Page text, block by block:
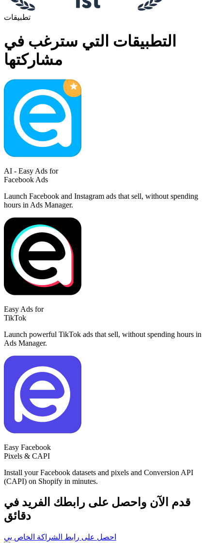
تطبيقات
التطبيقات التي سترغب في
مشاركتها
AI - Easy Ads for
Facebook Ads
Launch Facebook and Instagram ads that sell, without spending
hours in Ads Manager.
Easy Ads for
TikTok
Launch powerful TikTok ads that sell, without spending hours in
Ads Manager.
Easy Facebook
Pixels & CAPI
Install your Facebook datasets and pixels and Conversion API
(CAPI) on Shopify in minutes.
قدم الآن واحصل على رابطك الفريد في
دقائق
احصل على رابط الشراكة الخاص بي